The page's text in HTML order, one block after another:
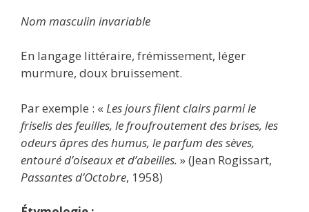
Nom masculin invariable
En langage littéraire, frémissement, léger
murmure, doux bruissement.
Par exemple : « Les jours filent clairs parmi le
friselis des feuilles, le froufroutement des brises, les
odeurs âpres des humus, le parfum des sèves,
entouré d’oiseaux et d’abeilles. » (Jean Rogissart,
Passantes d’Octobre, 1958)